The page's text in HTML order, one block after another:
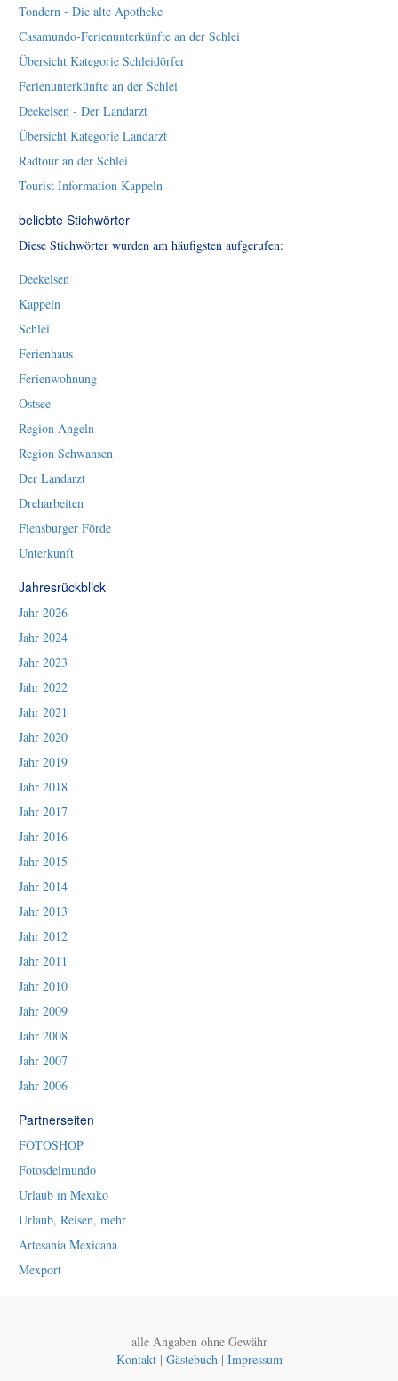
Tondern - Die alte Apotheke
Casamundo-Ferienunterkünfte an der Schlei
Übersicht Kategorie Schleidörfer
Ferienunterkünfte an der Schlei
Deekelsen - Der Landarzt
Übersicht Kategorie Landarzt
Radtour an der Schlei
Tourist Information Kappeln
beliebte Stichwörter
Diese Stichwörter wurden am häufigsten aufgerufen:
Deekelsen
Kappeln
Schlei
Ferienhaus
Ferienwohnung
Ostsee
Region Angeln
Region Schwansen
Der Landarzt
Dreharbeiten
Flensburger Förde
Unterkunft
Jahresrückblick
Jahr 2026
Jahr 2024
Jahr 2023
Jahr 2022
Jahr 2021
Jahr 2020
Jahr 2019
Jahr 2018
Jahr 2017
Jahr 2016
Jahr 2015
Jahr 2014
Jahr 2013
Jahr 2012
Jahr 2011
Jahr 2010
Jahr 2009
Jahr 2008
Jahr 2007
Jahr 2006
Partnerseiten
FOTOSHOP
Fotosdelmundo
Urlaub in Mexiko
Urlaub, Reisen, mehr
Artesania Mexicana
Mexport
alle Angaben ohne Gewähr
Kontakt| Gästebuch| Impressum